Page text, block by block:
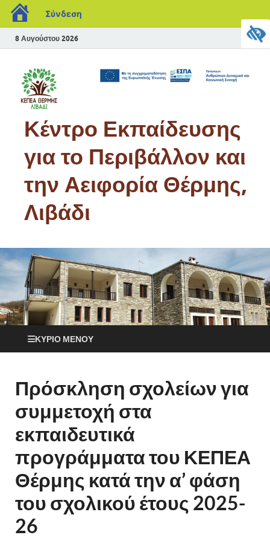
Σύνδεση
8 Αυγούστου 2026
Κέντρο Εκπαίδευσης
για το Περιβάλλον και
την Αειφορία Θέρμης,
Λιβάδι
ΚΎΡΙΟ ΜΕΝΟΎ
Πρόσκληση σχολείων για
συμμετοχή στα
εκπαιδευτικά
προγράμματα του ΚΕΠΕΑ
Θέρμης κατά την α’ φάση
του σχολικού έτους 2025-
26